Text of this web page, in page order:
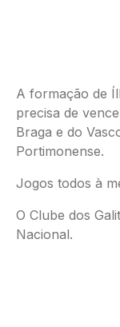
A formação de
precisa de
Braga e do
Portimonense.
Jogos todos à
O Clube dos
Nacional.